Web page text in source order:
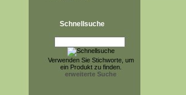
Schnellsuche
Verwenden Sie Stichworte, um
ein Produkt zu finden.
erweiterte Suche